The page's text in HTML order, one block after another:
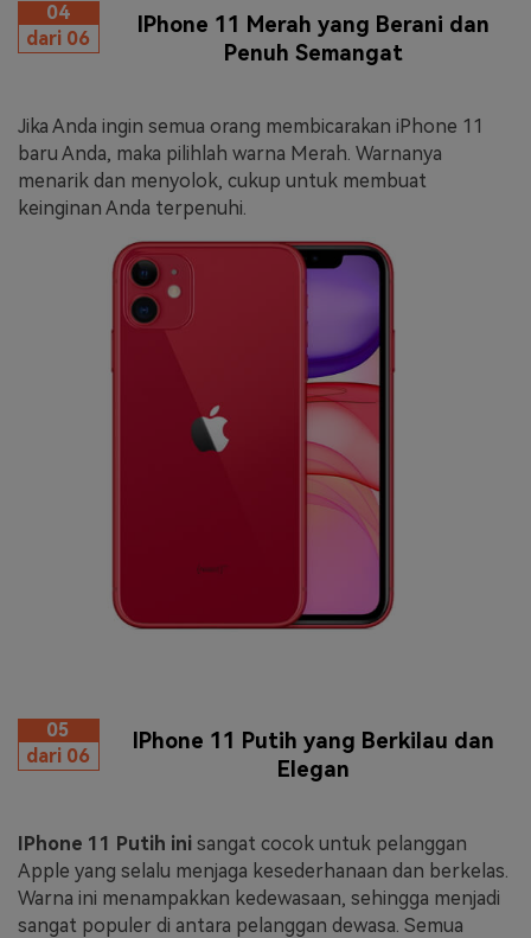
04
dari 06
IPhone 11 Merah yang Berani dan
Penuh Semangat
Jika Anda ingin semua orang membicarakan iPhone 11
baru Anda, maka pilihlah warna Merah. Warnanya
menarik dan menyolok, cukup untuk membuat
keinginan Anda terpenuhi.
05
dari 06
IPhone 11 Putih yang Berkilau dan
Elegan
IPhone 11 Putih ini sangat cocok untuk pelanggan
Apple yang selalu menjaga kesederhanaan dan berkelas.
Warna ini menampakkan kedewasaan, sehingga menjadi
sangat populer di antara pelanggan dewasa. Semua